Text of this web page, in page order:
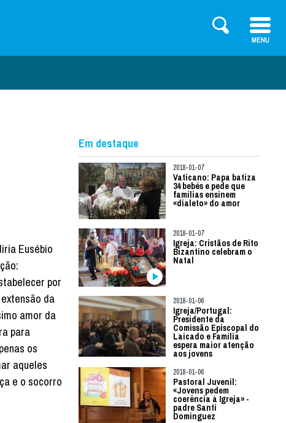
Eusébio
por
da
amor da
para
os
aqueles
e o socorro
Em destaque
2018-01-07
Vaticano: Papa batiza
34 bebés e pede que
famílias ensinem
«dialeto» do amor
2018-01-07
Igreja: Cristãos de Rito
Bizantino celebram o
Natal
2018-01-06
Igreja/Portugal:
Presidente da
Comissão Episcopal do
Laicado e Família
espera maior atenção
aos jovens
2018-01-06
Pastoral Juvenil:
«Jovens pedem
coerência à Igreja» -
padre Santi
Dominguez